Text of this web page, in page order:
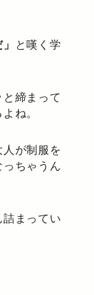
と嘆く学
締まって
ね。
が制服を
ちゃうん
まってい